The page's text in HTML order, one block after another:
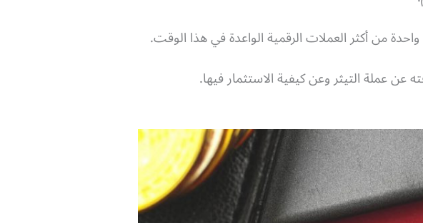
من أكثر العملات الرقمية الواعدة في هذا الوقت.
عملة التيثر وعن كيفية الاستثمار فيها.